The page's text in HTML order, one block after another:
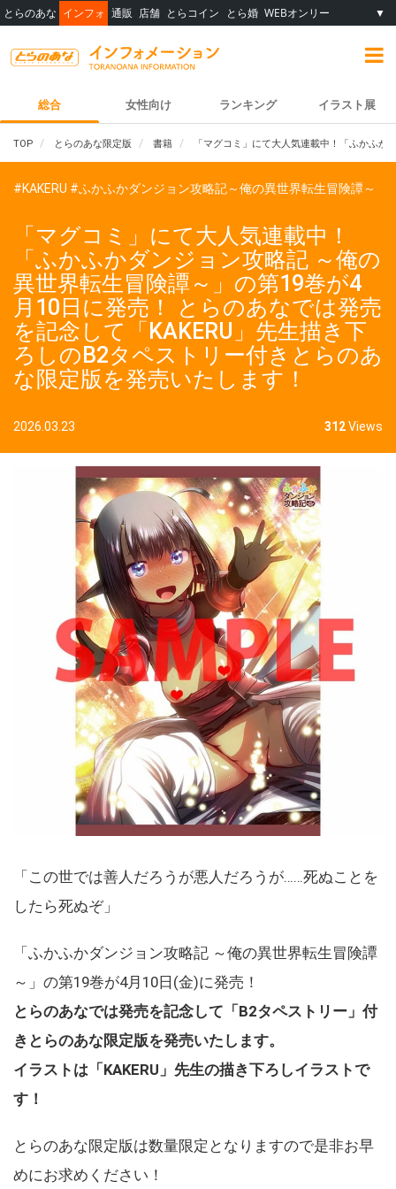
とらのあな インフォ 通販 店舗 とらコイン とら婚 WEBオンリー ▼
総合 女性向け ランキング イラスト展
TOP とらのあな限定版 書籍 「マグコミ」にて大人気連載中！「ふかふ
#KAKERU #ふかふかダンジョン攻略記～俺の異世界転生冒険譚～
「マグコミ」にて大人気連載中！
「ふかふかダンジョン攻略記 ～俺の
異世界転生冒険譚～」の第19巻が4
月10日に発売！ とらのあなでは発売
を記念して「KAKERU」先生描き下
ろしのB2タペストリー付きとらのあ
な限定版を発売いたします！
2026.03.23 312Views
「この世では善人だろうが悪人だろうが……死ぬことを
したら死ぬぞ」
「ふかふかダンジョン攻略記 ～俺の異世界転生冒険譚
～」の第19巻が4月10日(金)に発売！
とらのあなでは発売を記念して「B2タペストリー」付
きとらのあな限定版を発売いたします。
イラストは「KAKERU」先生の描き下ろしイラストで
す！
とらのあな限定版は数量限定となりますので是非お早
めにお求めください！